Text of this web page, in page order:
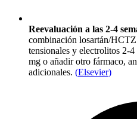
Reevaluación a las 2-4
combinación losartán/
tensionales y electrolitos 2-4
mg o añadir otro fármaco,
adicionales. (Elsevier)